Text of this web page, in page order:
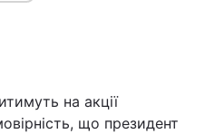
на акції
що президент